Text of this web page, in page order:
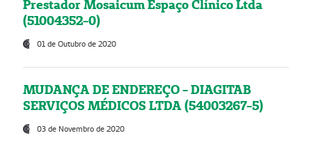
Prestador Mosaicum Espaço Clínico Ltda
(51004352-0)
01 de Outubro de 2020
MUDANÇA DE ENDEREÇO - DIAGITAB
SERVIÇOS MÉDICOS LTDA (54003267-5)
03 de Novembro de 2020